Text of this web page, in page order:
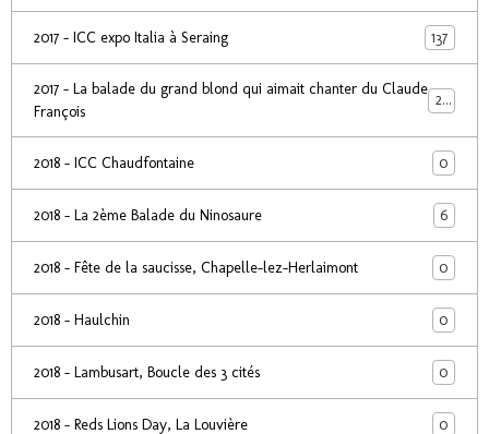
2017 - ICC expo Italia à Seraing 137
2017 - La balade du grand blond qui aimait chanter du Claude
François
24
2018 - ICC Chaudfontaine 0
2018 - La 2ème Balade du Ninosaure 6
2018 - Fête de la saucisse, Chapelle-lez-Herlaimont 0
2018 - Haulchin 0
2018 - Lambusart, Boucle des 3 cités 0
2018 - Reds Lions Day, La Louvière 0